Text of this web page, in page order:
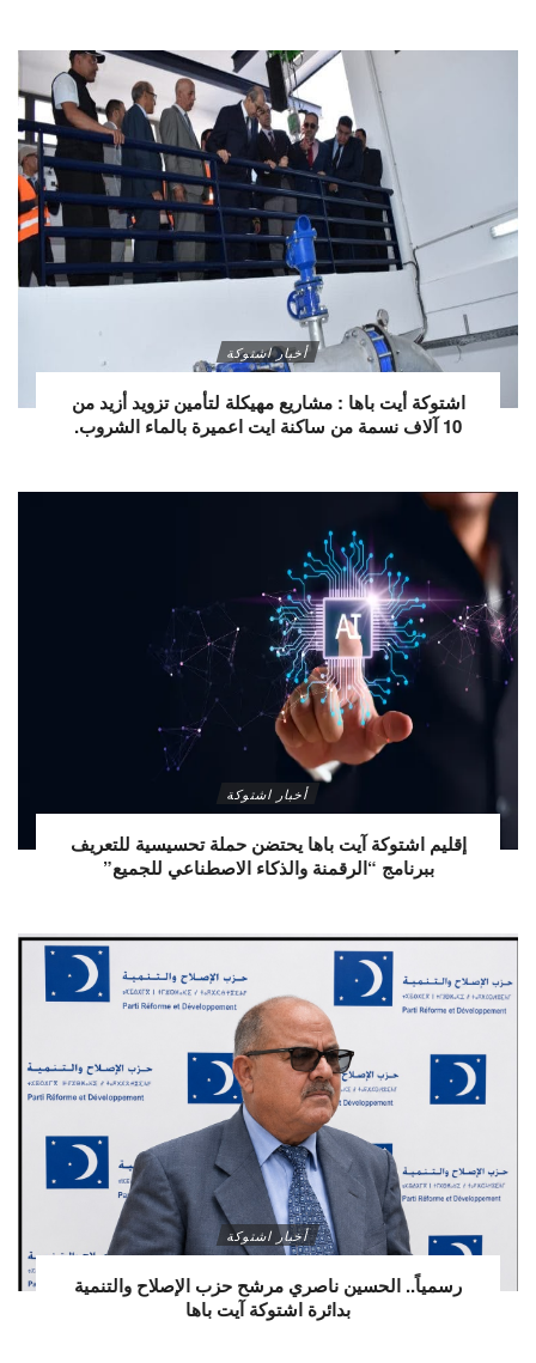
أخبار اشتوكة
اشتوكة أيت باها : مشاريع مهيكلة لتأمين تزويد أزيد من
10 آلاف نسمة من ساكنة ايت اعميرة بالماء الشروب.
أخبار اشتوكة
إقليم اشتوكة آيت باها يحتضن حملة تحسيسية للتعريف
ببرنامج “الرقمنة والذكاء الاصطناعي للجميع”
أخبار اشتوكة
رسمياً.. الحسين ناصري مرشح حزب الإصلاح والتنمية
بدائرة اشتوكة آيت باها